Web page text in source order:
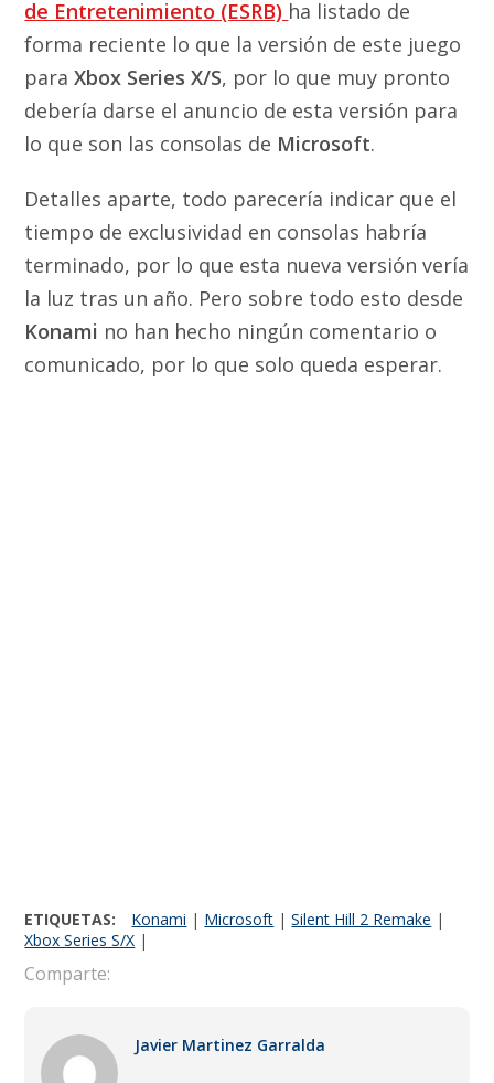
de Entretenimiento (ESRB) ha listado de
forma reciente lo que la versión de este juego
paraXbox Series X/S, por lo que muy pronto
debería darse el anuncio de esta versión para
lo que son las consolas de Microsoft.
Detalles aparte, todo parecería indicar que el
tiempo de exclusividad en consolas habría
terminado, por lo que esta nueva versión vería
la luz tras un año. Pero sobre todo esto desde
Konami no han hecho ningún comentario o
comunicado, por lo que solo queda esperar.
ETIQUETAS: Konami | Microsoft |Silent Hill 2 Remake |
Xbox Series S/X |
Comparte:
Javier Martinez Garralda